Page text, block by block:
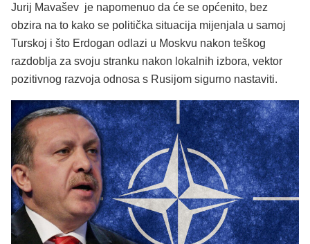
Jurij Mavašev je napomenuo da će se općenito, bez
obzira na to kako se politička situacija mijenjala u samoj
Turskoj i što Erdogan odlazi u Moskvu nakon teškog
razdoblja za svoju stranku nakon lokalnih izbora, vektor
pozitivnog razvoja odnosa s Rusijom sigurno nastaviti.